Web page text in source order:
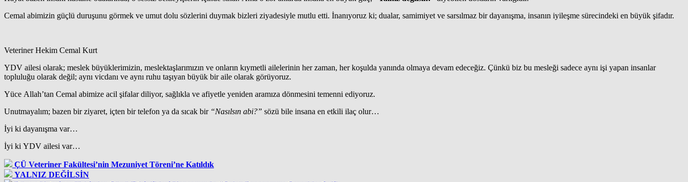
Cemal abimizin güçlü duruşunu görmek ve umut dolu sözlerini duymak bizleri ziyadesiyle mutlu etti. İnanıyoruz ki; dualar, samimiyet ve sarsılmaz bir dayanışma, insanın iyileşme sürecindeki en büyük şifadır.
Veteriner Hekim Cemal Kurt
YDV ailesi olarak; meslek büyüklerimizin, meslektaşlarımızın ve onların kıymetli ailelerinin her zaman, her koşulda yanında olmaya devam edeceğiz. Çünkü biz bu mesleği sadece aynı işi yapan insanlar
topluluğu olarak değil; aynı vicdanı ve aynı ruhu taşıyan büyük bir aile olarak görüyoruz.
Yüce Allah’tan Cemal abimize acil şifalar diliyor, sağlıkla ve afiyetle yeniden aramıza dönmesini temenni ediyoruz.
Unutmayalım; bazen bir ziyaret, içten bir telefon ya da sıcak bir “Nasılsın abi?” sözü bile insana en etkili ilaç olur…
İyi ki dayanışma var…
İyi ki YDV ailesi var…
ÇÜ Veteriner Fakültesi’nin Mezuniyet Töreni’ne Katıldık
YALNIZ DEĞİLSİN